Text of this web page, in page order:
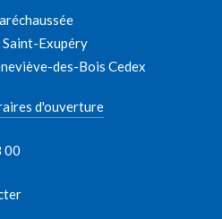
Instagram
LinkedinYoutube
Saint-Exupéry
des-Bois Cedex
d'ouverture
00